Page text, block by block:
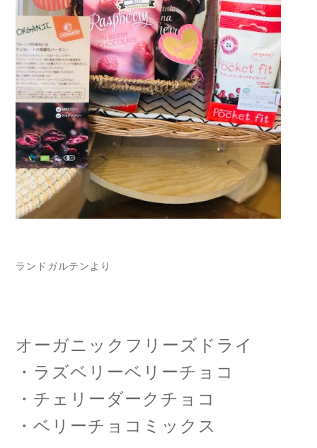
ランドガルテンより
オーガニックフリーズドライ
・ラズベリーベリーチョコ
・チェリーダークチョコ
・ベリーチョコミックス